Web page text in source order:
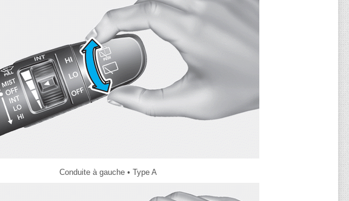
Conduite à gauche • Type A